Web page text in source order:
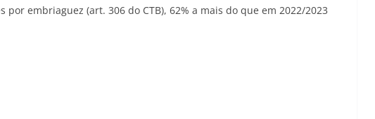
por embriaguez (art. 306 do CTB), 62% a mais do que em 2022/2023